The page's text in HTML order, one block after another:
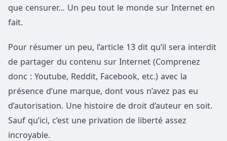
que censurer… Un peu tout le monde sur Internet en
fait.
Pour résumer un peu, l’article 13 dit qu’il sera interdit
de partager du contenu sur Internet (Comprenez
donc : Youtube, Reddit, Facebook, etc.) avec la
présence d’une marque, dont vous n’avez pas eu
d’autorisation. Une histoire de droit d’auteur en soit.
Sauf qu’ici, c’est une privation de liberté assez
incroyable.